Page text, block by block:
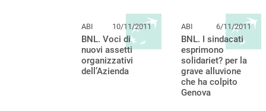
ABI 10/11/2011
BNL. Voci di
nuovi assetti
organizzativi
dell’Azienda
ABI 6/11/2011
BNL. I sindacati
esprimono
solidariet? per la
grave alluvione
che ha colpito
Genova